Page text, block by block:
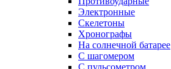
Электронные
Скелетоны
Хронографы
На солнечной батарее
С шагомером
С пульсометром